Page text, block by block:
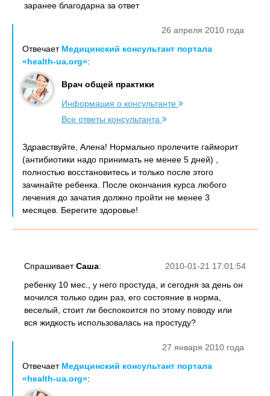
заранее благодарна за ответ
26 апреля 2010 года
Отвечает Медицинский консультант портала
«health-ua.org»:
Врач общей практики
Информация о консультанте
Все ответы консультанта
Здравствуйте, Алена! Нормально пролечите гайморит
(антибиотики надо принимать не менее 5 дней) ,
полностью восстановитесь и только после этого
зачинайте ребенка. После окончания курса любого
лечения до зачатия должно пройти не менее 3
месяцев. Берегите здоровье!
2010-01-21 17:01:54
СпрашиваетСаша:
ребенку 10 мес., у него простуда, и сегодня за день он
мочился только один раз, его состояние в норма,
веселый, стоит ли беспокоится по этому поводу или
вся жидкость использовалась на простуду?
27 января 2010 года
Отвечает Медицинский консультант портала
«health-ua.org»: